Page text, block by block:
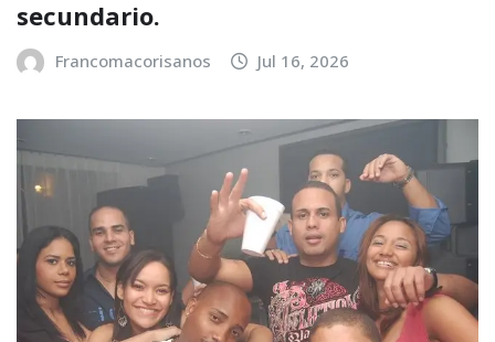
secundario.
Francomacorisanos Jul 16, 2026